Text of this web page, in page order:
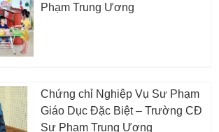
Phạm Trung Ương
Chứng chỉ Nghiệp Vụ Sư Phạm
Giáo Dục Đặc Biệt – Trường CĐ
Sư Phạm Trung Ương